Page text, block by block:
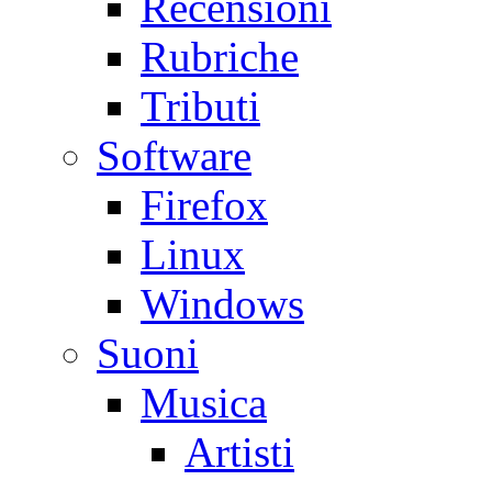
Rubriche
Tributi
Software
Firefox
Linux
Windows
Suoni
Musica
Artisti